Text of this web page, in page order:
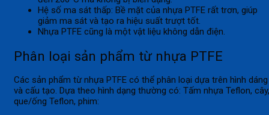
Hệ số ma sát thấp: Bề mặt của nhựa PTFE rất trơn, giúp
giảm ma sát và tạo ra hiệu suất trượt tốt.
Nhựa PTFE cũng là một vật liệu không dẫn điện.
Phân loại sản phẩm từ nhựa PTFE
Các sản phẩm từ nhựa PTFE có thể phân loại dựa trên hình dáng
và cấu tạo. Dựa theo hình dạng thường có: Tấm nhựa Teflon, cây,
que/ống Teflon, phim: